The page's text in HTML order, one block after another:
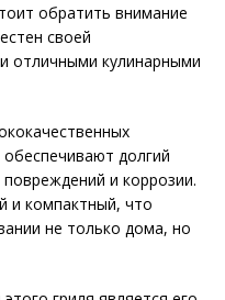
обратить внимание
своей
отличными кулинарными
долгий
и коррозии.
и компактный, что
не только дома, но